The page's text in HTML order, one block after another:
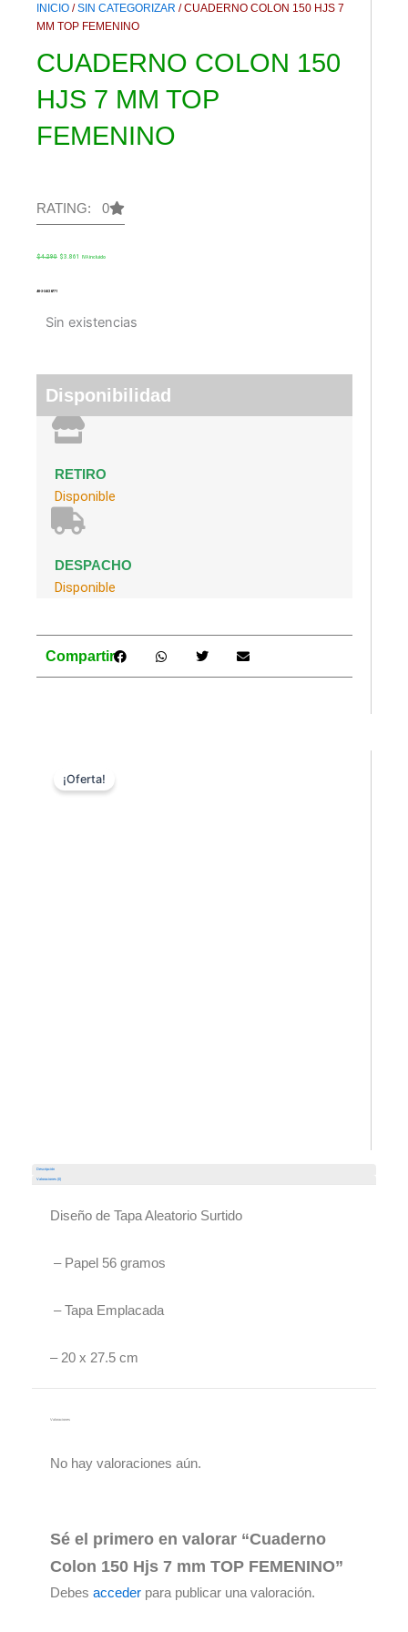
¡Oferta!
INICIO /SIN CATEGORIZAR / CUADERNO COLON 150 HJS 7
MM TOP FEMENINO
CUADERNO COLON 150
HJS 7 MM TOP
FEMENINO
RATING: 0
$4.290 El$3.861 ElIVA incluido
48-3-34/26771
Sin existencias
Disponibilidad
RETIRO
Disponible
DESPACHO
Disponible
Compartir
Descripción
Valoraciones (0)
Diseño de Tapa Aleatorio Surtido
– Papel 56 gramos
– Tapa Emplacada
– 20 x 27.5 cm
Valoraciones
No hay valoraciones aún.
Sé el primero en valorar “Cuaderno
Colon 150 Hjs 7 mm TOP FEMENINO”
Debes acceder para publicar una valoración.